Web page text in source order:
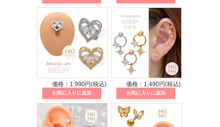
価格：1,990円(税込) 価格：1,490円(税込)